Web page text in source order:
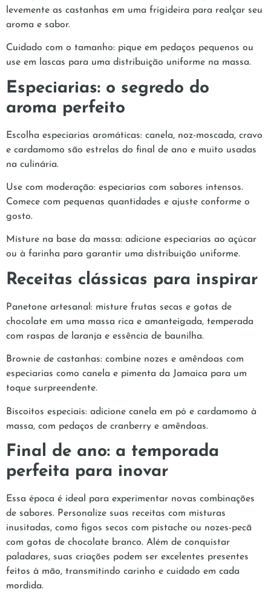
levemente as castanhas em uma frigideira para realçar seu
aroma e sabor.
Cuidado com o tamanho: pique em pedaços pequenos ou
use em lascas para uma distribuição uniforme na massa.
Especiarias: o segredo do
aroma perfeito
Escolha especiarias aromáticas: canela, noz-moscada, cravo
e cardamomo são estrelas do final de ano e muito usadas
na culinária.
Use com moderação: especiarias com sabores intensos.
Comece com pequenas quantidades e ajuste conforme o
gosto.
Misture na base da massa: adicione especiarias ao açúcar
ou à farinha para garantir uma distribuição uniforme.
Receitas clássicas para inspirar
Panetone artesanal: misture frutas secas e gotas de
chocolate em uma massa rica e amanteigada, temperada
com raspas de laranja e essência de baunilha.
Brownie de castanhas: combine nozes e amêndoas com
especiarias como canela e pimenta da Jamaica para um
toque surpreendente.
Biscoitos especiais: adicione canela em pó e cardamomo à
massa, com pedaços de cranberry e amêndoas.
Final de ano: a temporada
perfeita para inovar
Essa época é ideal para experimentar novas combinações
de sabores. Personalize suas receitas com misturas
inusitadas, como figos secos com pistache ou nozes-pecã
com gotas de chocolate branco. Além de conquistar
paladares, suas criações podem ser excelentes presentes
feitos à mão, transmitindo carinho e cuidado em cada
mordida.